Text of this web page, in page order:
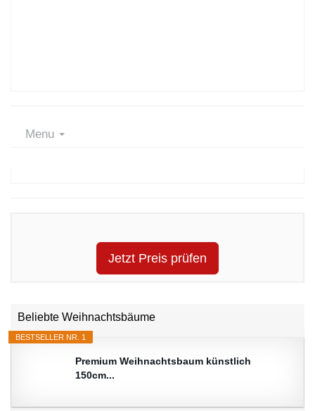
Menu
Jetzt Preis prüfen
Beliebte Weihnachtsbäume
BESTSELLER NR. 1
Premium Weihnachtsbaum künstlich
150cm...